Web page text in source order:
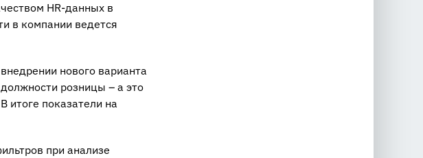
HR-данных в
в компании ведется
нового варианта
розницы – а это
показатели на
при анализе